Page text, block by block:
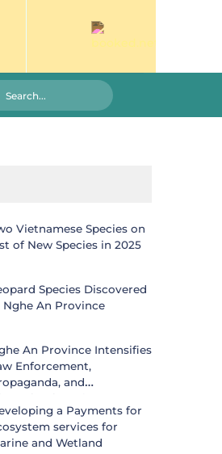
Vietnamese Species on
of New Species in 2025
Species Discovered
Nghe An Province
An Province Intensifies
Enforcement,
and
on Biodiversity
and Wildlife Protection
a Payments for
services for
and Wetland